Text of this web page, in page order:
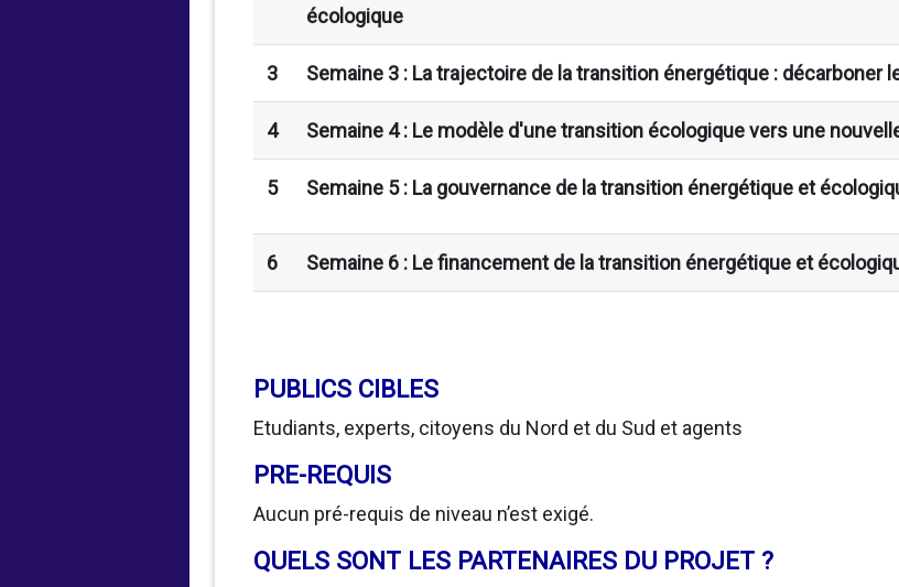
écologique
3 Semaine 3 : La trajectoire de la transition énergétique : décarboner
4 Semaine 4 : Le modèle d'une transition écologique vers une
5 Semaine 5 : La gouvernance de la transition énergétique et
6 Semaine 6 : Le financement de la transition énergétique et
PUBLICS CIBLES
Etudiants, experts, citoyens du Nord et du Sud et agents
PRE-REQUIS
Aucun pré-requis de niveau n’est exigé.
QUELS SONT LES PARTENAIRES DU PROJET ?